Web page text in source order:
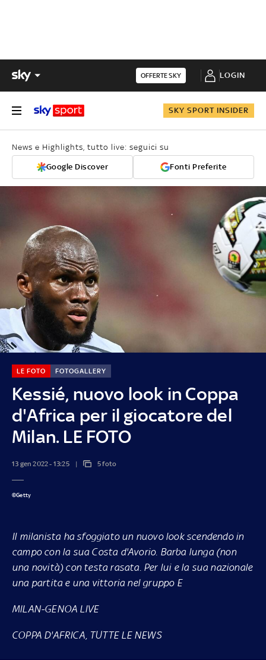
OFFERTE SKY LOGIN
SKY SPORT INSIDER
News e Highlights, tutto live: seguici su
Google Discover Fonti Preferite
Kessié, nuovo look in Coppa
d'Africa per il giocatore del
Milan. LE FOTO
LE FOTO FOTOGALLERY
13 gen 2022 - 13:25 5 foto
©Getty
Il milanista ha sfoggiato un nuovo look scendendo in
campo con la sua Costa d'Avorio. Barba lunga (non
una novità) con testa rasata. Per lui e la sua nazionale
una partita e una vittoria nel gruppo E
MILAN-GENOA LIVE
COPPA D'AFRICA, TUTTE LE NEWS